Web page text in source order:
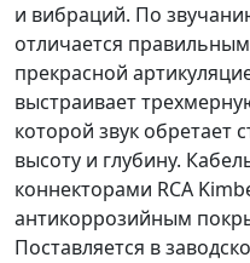
и вибраций. По
отличается
прекрасной
выстраивает
которой звук обретает
высоту и глубину.
коннекторами RCA
антикоррозийным
Поставляется в